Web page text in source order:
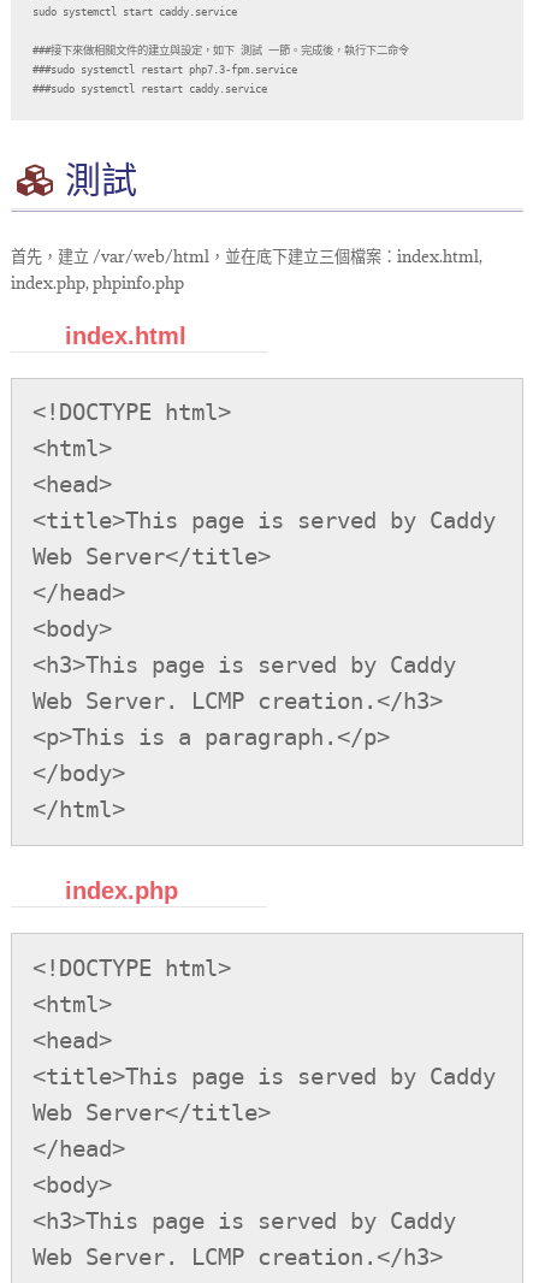
sudo systemctl start caddy.service
###接下來做相關文件的建立與設定，如下 測試 一節。完成後，執行下二命令
###sudo systemctl restart php7.3-fpm.service
測試
首先，建立 /var/web/html，並在底下建立三個檔案：index.html,
index.php, phpinfo.php
index.html
<!DOCTYPE html>
<html>
<head>
<title>This page is served by Caddy
Web Server</title>
</head>
<body>
<h3>This page is served by Caddy
Web Server. LCMP creation.</h3>
<p>This is a paragraph.</p>
</body>
</html>
index.php
<!DOCTYPE html>
<html>
<head>
<title>This page is served by Caddy
Web Server</title>
</head>
<body>
<h3>This page is served by Caddy
Web Server. LCMP creation.</h3>